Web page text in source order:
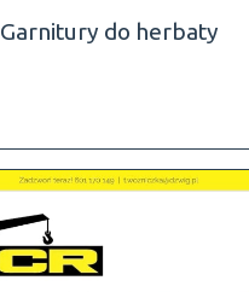
Garnitury do herbaty